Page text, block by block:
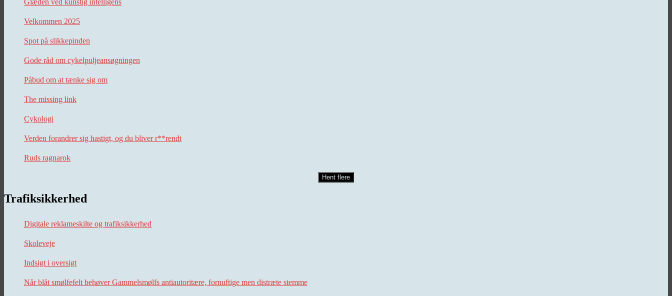
Velkommen 2025
Spot på slikkepinden
Gode råd om cykelpuljeansøgningen
Påbud om at tænke sig om
The missing link
Cykologi
Verden forandrer sig hastigt, og du bliver r**rendt
Ruds ragnarok
Hent flere
Trafiksikkerhed
Digitale reklameskilte og trafiksikkerhed
Skoleveje
Indsigt i oversigt
Når blåt smølfefelt behøver Gammelsmølfs antiautoritære, fornuftige men distræte stemme